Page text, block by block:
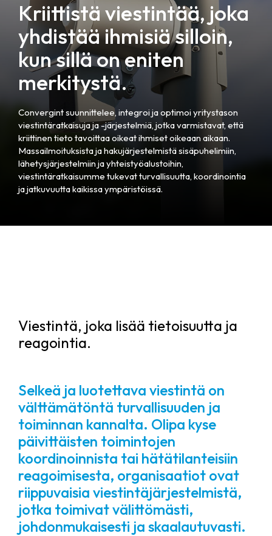
Kriittistä viestintää, joka
yhdistää ihmisiä silloin,
kun sillä on eniten
merkitystä.
Convergint suunnittelee, integroi ja optimoi yritystason
viestintäratkaisuja ja -järjestelmiä, jotka varmistavat, että
kriittinen tieto tavoittaa oikeat ihmiset oikeaan aikaan.
Massailmoituksista ja hakujärjestelmistä sisäpuhelimiin,
lähetysjärjestelmiin ja yhteistyöalustoihin,
viestintäratkaisumme tukevat turvallisuutta, koordinointia
ja jatkuvuutta kaikissa ympäristöissä.
Viestintä, joka lisää tietoisuutta ja
reagointia.
Selkeä ja luotettava viestintä on
välttämätöntä turvallisuuden ja
toiminnan kannalta. Olipa kyse
päivittäisten toimintojen
koordinoinnista tai hätätilanteisiin
reagoimisesta, organisaatiot ovat
riippuvaisia ​​viestintäjärjestelmistä,
jotka toimivat välittömästi,
johdonmukaisesti ja skaalautuvasti.